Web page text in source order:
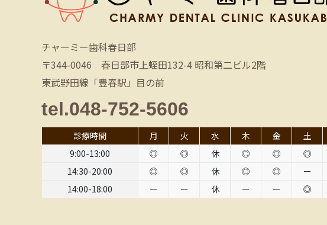
チャーミー歯科春日部
〒344-0046 春日部市上蛭田132-4 昭和第二ビル2階
東武野田線「豊春駅」目の前
tel.048-752-5606
診療時間 月 火 水 木 金 土
9:00-13:00
◎ ◎ 休 ◎ ◎ ◎
14:30-20:00
◎ ◎ 休 ◎ ◎ ー
14:00-18:00
ー ー 休 ー ー ◎